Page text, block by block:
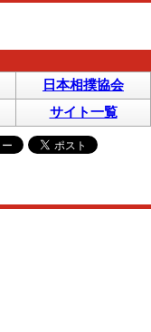
日本相撲協会
サイト一覧